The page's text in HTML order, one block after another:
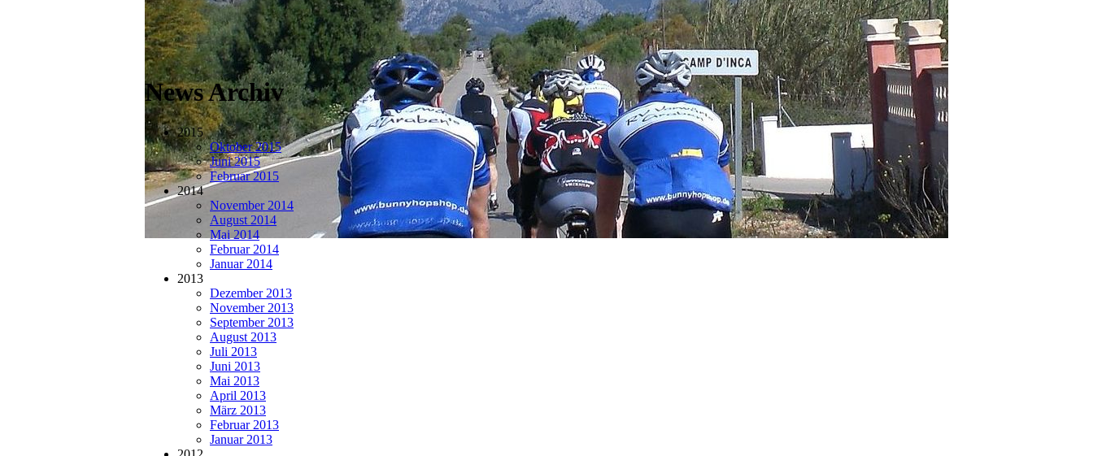
News Archiv
2015
Oktober 2015
Juni 2015
Februar 2015
2014
November 2014
August 2014
Mai 2014
Februar 2014
Januar 2014
2013
Dezember 2013
November 2013
September 2013
August 2013
Juli 2013
Juni 2013
Mai 2013
April 2013
März 2013
Februar 2013
Januar 2013